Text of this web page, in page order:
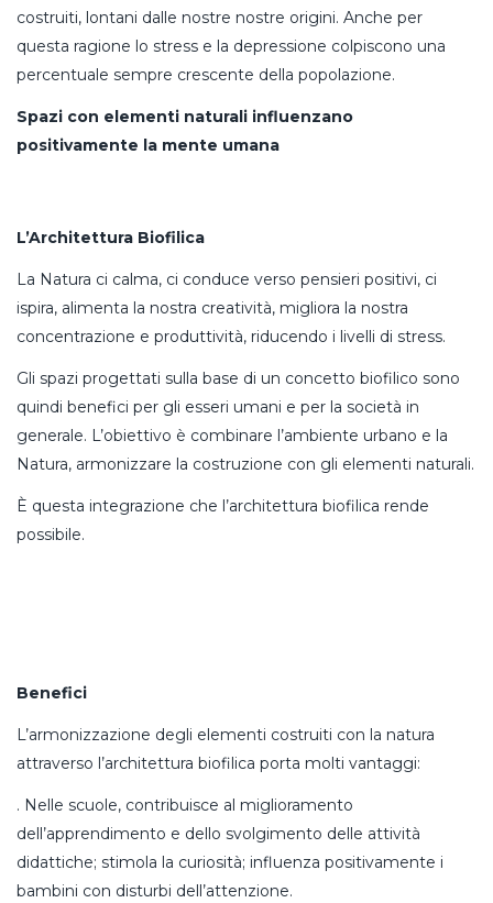
costruiti, lontani dalle nostre nostre origini. Anche per
questa ragione lo stress e la depressione colpiscono una
percentuale sempre crescente della popolazione.
Spazi con elementi naturali influenzano
positivamente la mente umana
L’Architettura Biofilica
La Natura ci calma, ci conduce verso pensieri positivi, ci
ispira, alimenta la nostra creatività, migliora la nostra
concentrazione e produttività, riducendo i livelli di stress.
Gli spazi progettati sulla base di un concetto biofilico sono
quindi benefici per gli esseri umani e per la società in
generale. L’obiettivo è combinare l’ambiente urbano e la
Natura, armonizzare la costruzione con gli elementi naturali.
È questa integrazione che l’architettura biofilica rende
possibile.
Benefici
L’armonizzazione degli elementi costruiti con la natura
attraverso l’architettura biofilica porta molti vantaggi:
. Nelle scuole, contribuisce al miglioramento
dell’apprendimento e dello svolgimento delle attività
didattiche; stimola la curiosità; influenza positivamente i
bambini con disturbi dell’attenzione.